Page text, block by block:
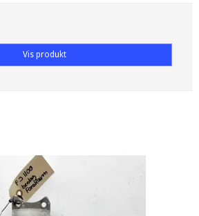
Vis produkt